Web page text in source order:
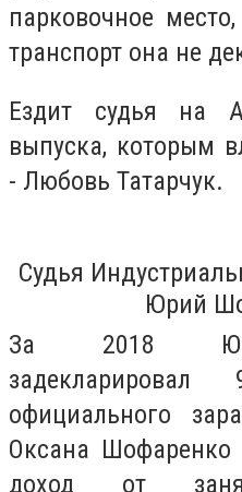
парковочное
транспорт она не
Ездит судья на
выпуска, которым
- Любовь Татарчук.
Судья
Юрий
За 2018
официального
Оксана
доход от